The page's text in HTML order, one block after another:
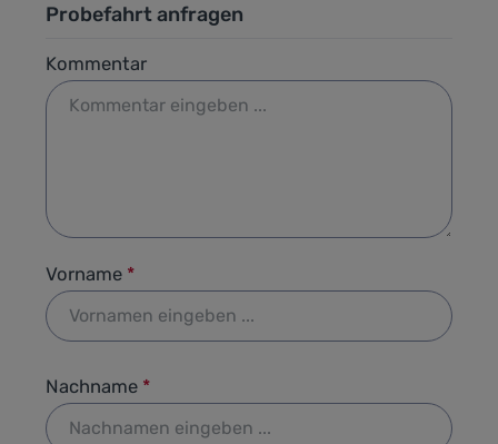
Probefahrt anfragen
Kommentar
Vorname *
Nachname *